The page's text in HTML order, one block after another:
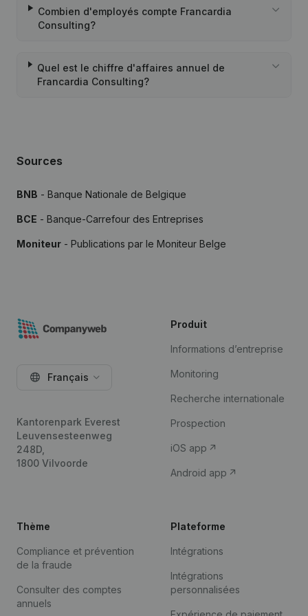
Combien d'employés compte Francardia
Consulting?
Quel est le chiffre d'affaires annuel de
Francardia Consulting?
Sources
BNB - Banque Nationale de Belgique
BCE - Banque-Carrefour des Entreprises
Moniteur - Publications par le Moniteur Belge
Français
Kantorenpark Everest
Leuvensesteenweg
248D,
1800 Vilvoorde
Produit
Informations d’entreprise
Monitoring
Recherche internationale
Prospection
iOS app
Android app
Thème
Compliance et prévention
de la fraude
Consulter des comptes
annuels
Plateforme
Intégrations
Intégrations
personnalisées